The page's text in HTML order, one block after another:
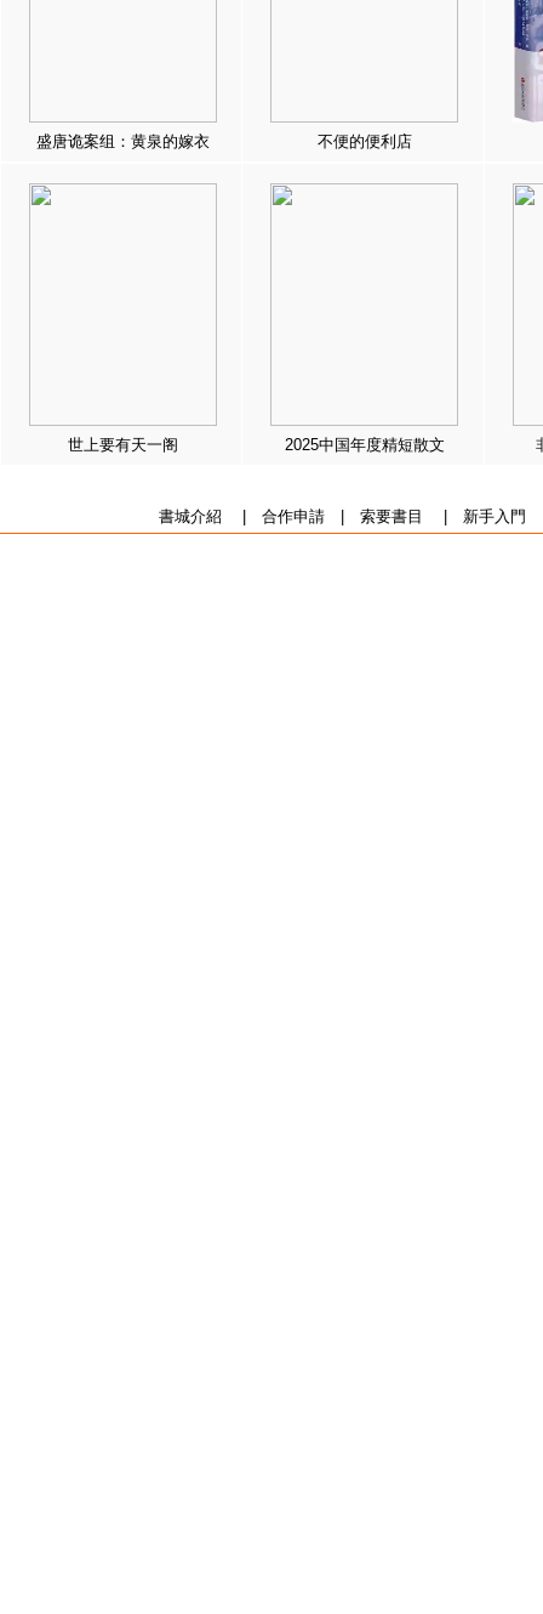
盛唐诡案组：黄泉的嫁衣 不便的便利店
世上要有天一阁 2025中国年度精短散文
書城介紹 合作申請| 索要書目 新手入門